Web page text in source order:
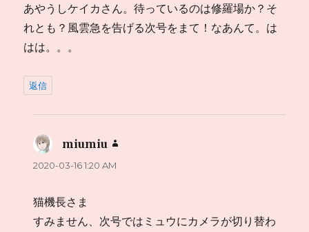
あやうしケイカさん。待っているのは修羅場か？そ
れとも？風雲急を告げる次号をまて！なあんて。は
はは。。。
返信
miumiu
2020-03-16 1:20 AM
猫機長さま
すみません、次号ではミュウにカメラが切り替わ